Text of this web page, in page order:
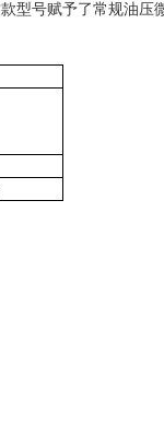
型号赋予了常规油压